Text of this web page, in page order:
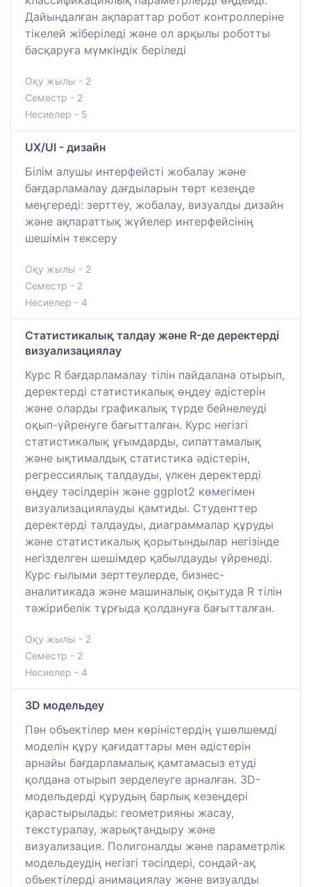
Дайындалған ақпараттар робот контроллеріне
тікелей жіберіледі және ол арқылы роботты
басқаруға мүмкіндік беріледі
Оқу жылы - 2
Семестр - 2
Несиелер - 5
UX/UI - дизайн
Білім алушы интерфейсті жобалау және
бағдарламалау дағдыларын төрт кезеңде
меңгереді: зерттеу, жобалау, визуалды дизайн
және ақпараттық жүйелер интерфейсінің
шешімін тексеру
Оқу жылы - 2
Семестр - 2
Несиелер - 4
Статистикалық талдау және R-де деректерді
визуализациялау
Курс R бағдарламалау тілін пайдалана отырып,
деректерді статистикалық өңдеу әдістерін
және оларды графикалық түрде бейнелеуді
оқып-үйренуге бағытталған. Курс негізгі
статистикалық ұғымдарды, сипаттамалық
және ықтималдық статистика әдістерін,
регрессиялық талдауды, үлкен деректерді
өңдеу тәсілдерін және ggplot2 көмегімен
визуализациялауды қамтиды. Студенттер
деректерді талдауды, диаграммалар құруды
және статистикалық қорытындылар негізінде
негізделген шешімдер қабылдауды үйренеді.
Курс ғылыми зерттеулерде, бизнес-
аналитикада және машиналық оқытуда R тілін
тәжірибелік тұрғыда қолдануға бағытталған.
Оқу жылы - 2
Семестр - 2
Несиелер - 4
3D модельдеу
Пән объектілер мен көріністердің үшөлшемді
моделін құру қағидаттары мен әдістерін
арнайы бағдарламалық қамтамасыз етуді
қолдана отырып зерделеуге арналған. 3D-
модельдерді құрудың барлық кезеңдері
қарастырылады: геометрияны жасау,
текстуралау, жарықтандыру және
визуализация. Полигоналды және параметрлік
модельдеудің негізгі тәсілдері, сондай-ақ
объектілерді анимациялау және визуалды